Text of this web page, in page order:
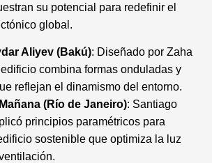
su potencial para redefinir el
global.
Aliyev (Bakú): Diseñado por Zaha
combina formas onduladas y
reflejan el dinamismo del entorno.
(Río de Janeiro): Santiago
principios paramétricos para
sostenible que optimiza la luz